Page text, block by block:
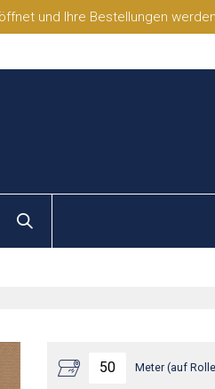
und Ihre Bestellungen
Meter (auf